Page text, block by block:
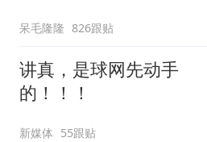
呆毛隆隆 826跟贴
讲真，是球网先动手
的！！！
新媒体 55跟贴